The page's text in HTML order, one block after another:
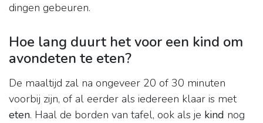
dingen gebeuren.
Hoe lang duurt het voor een kind om
avondeten te eten?
De maaltijd zal na ongeveer 20 of 30 minuten
voorbij zijn, of al eerder als iedereen klaar is met
eten. Haal de borden van tafel, ook als je kind nog